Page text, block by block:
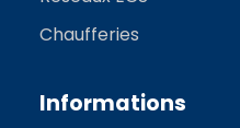
Chaufferies
Informations